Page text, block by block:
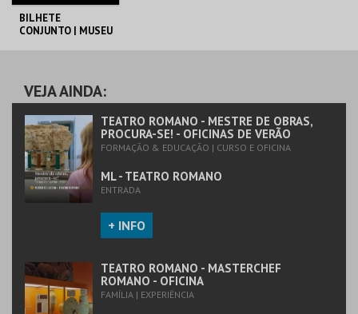
BILHETE
CONJUNTO | MUSEU
AQUISIÇÃO
MAIS INFO
COMPRAR
VEJA AINDA:
TEATRO ROMANO - MESTRE DE OBRAS,
PROCURA-SE! - OFICINAS DE VERÃO
FORMAÇÃO & EDUCAÇÃO | CURSO E OFICINA
ML - TEATRO ROMANO
ENTRADA
+ INFO
TEATRO ROMANO - MASTERCHEF
ROMANO - OFICINA
FAMÍLIA | EXPERIÊNCIA